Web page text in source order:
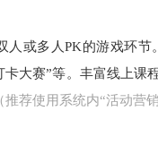
人或多人PK的游戏环节
卡大赛”等。丰富线上课
（推荐使用系统内“活动营